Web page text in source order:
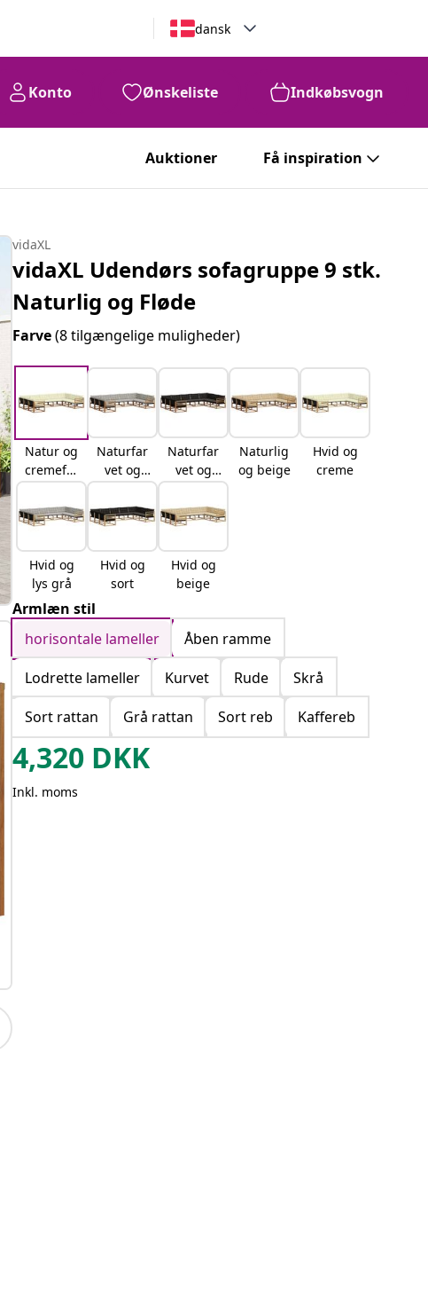
dansk
Konto Ønskeliste Indkøbsvogn
Auktioner Få inspiration
vidaXL
vidaXL Udendørs sofagruppe 9 stk.
Naturlig og Fløde
Farve(8 tilgængelige muligheder)
Natur og
cremefar
vet
Naturfar
vet og
lysegrå
Naturfar
vet og
sort
Naturlig
og beige
Hvid og
creme
Hvid og
lys grå
Hvid og
sort
Hvid og
beige
Armlæn stil
horisontale lameller
Åben ramme
Lodrette lameller
Kurvet Rude
Skrå
Sort rattan
Grå rattan Sort reb Kaffereb
4,320 DKK
Inkl. moms